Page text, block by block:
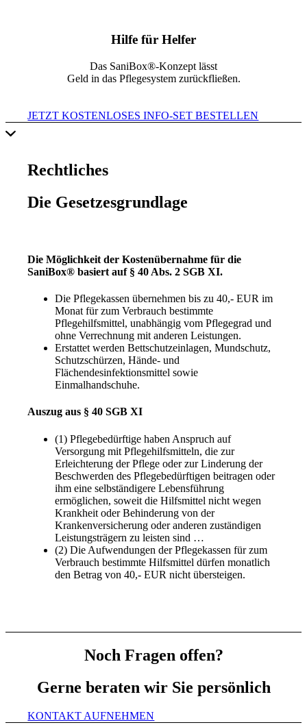
Hilfe für Helfer
Das SaniBox®-Konzept lässt
Geld in das Pflegesystem zurückfließen.
JETZT KOSTENLOSES INFO-SET BESTELLEN
Rechtliches
Die Gesetzesgrundlage
Die Möglichkeit der Kostenübernahme für die
SaniBox® basiert auf § 40 Abs. 2 SGB XI.
Die Pflegekassen übernehmen bis zu 40,- EUR im
Monat für zum Verbrauch bestimmte
Pflegehilfsmittel, unabhängig vom Pflegegrad und
ohne Verrechnung mit anderen Leistungen.
Erstattet werden Bettschutzeinlagen, Mundschutz,
Schutzschürzen, Hände- und
Flächendesinfektionsmittel sowie
Einmalhandschuhe.
Auszug aus § 40 SGB XI
(1) Pflegebedürftige haben Anspruch auf
Versorgung mit Pflegehilfsmitteln, die zur
Erleichterung der Pflege oder zur Linderung der
Beschwerden des Pflegebedürftigen beitragen oder
ihm eine selbständigere Lebensführung
ermöglichen, soweit die Hilfsmittel nicht wegen
Krankheit oder Behinderung von der
Krankenversicherung oder anderen zuständigen
Leistungsträgern zu leisten sind …
(2) Die Aufwendungen der Pflegekassen für zum
Verbrauch bestimmte Hilfsmittel dürfen monatlich
den Betrag von 40,- EUR nicht übersteigen.
Noch Fragen offen?
Gerne beraten wir Sie persönlich
KONTAKT AUFNEHMEN